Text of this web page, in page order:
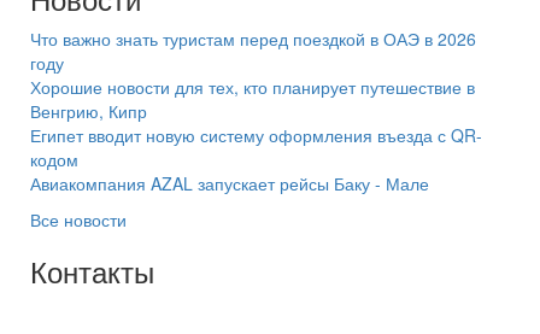
Что важно знать туристам перед поездкой в ОАЭ в 2026
году
Хорошие новости для тех, кто планирует путешествие в
Венгрию, Кипр
Египет вводит новую систему оформления въезда с QR-
кодом
Авиакомпания AZAL запускает рейсы Баку - Мале
Все новости
Контакты